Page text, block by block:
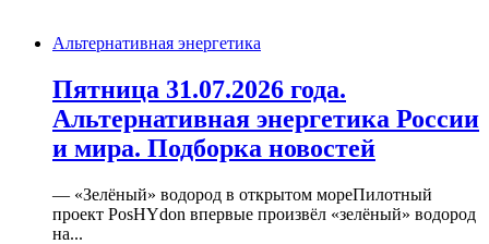
Альтернативная энергетика
Пятница 31.07.2026 года.
Альтернативная энергетика России
и мира. Подборка новостей
— «Зелёный» водород в открытом мореПилотный
проект PosHYdon впервые произвёл «зелёный» водород
на...